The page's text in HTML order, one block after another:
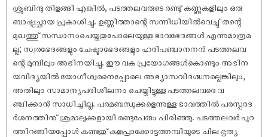
ശ്രുബിന്ദു തിളങ്ങി എങ്കിൽ, പടത്തലവരുടെ രണ്ടു് കണ്ണുകളിലും ഒരു
ബാഷ്പച്ഛായ പ്രകാശിച്ചു. ഉണ്ണിത്താന്റെ സന്നിധിയിൽവെച്ചു് തന്റെ
മുഖത്തു് സന്ധാനംചെയ്തതുപോലെയുള്ള ഭാവഭേദങ്ങൾ എന്നുമാത്രമ
ല്ല; സ്വരഭേദങ്ങളും ചേഷ്ടാഭേദങ്ങളും ഹരിപഞ്ചാനനൻ പടത്തലവ
ന്റെ മുമ്പിലും അഭിനയിച്ചു. ഈ വക പ്രയോഗങ്ങൾകൊണ്ടും അഭിന
യവിദ്യയിൽ യോഗീശ്വരനെപ്പോലെ അഭ്യാസവിദഗ്ദ്ധനല്ലെങ്കിലും,
അതിലും സാമാന്യപരിശീലനം ചെയ്തിട്ടുള്ള പടത്തലവരെ വ
ഞ്ചിക്കാൻ സാധിച്ചില്ല. പരമബന്ധുക്കളെന്നുള്ള ഭാവത്തിൽ പരസ്പരദ
ർശനത്തിനു് ശ്രമാലുക്കളായി രണ്ടുപേരും പിരിഞ്ഞു. പടത്തലവർ പുറ
ത്തിറങ്ങിയപ്പോൾ കണ്ടതു് കളപ്രാക്കോട്ടത്തമ്പിയുടെ ചില ഭൃത്യ